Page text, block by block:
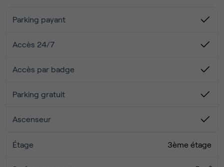
Parking payant
Accès 24/7
Accès par badge
Parking gratuit
Ascenseur
Étage 3ème étage